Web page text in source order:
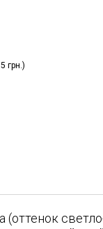
грн.)
(оттенок